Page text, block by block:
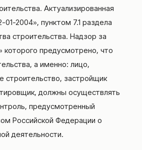
Актуализированная
01-2004», пунктом 7.1 раздела
строительства. Надзор за
которого предусмотрено, что
а именно: лицо,
застройщик
должны осуществлять
предусмотренный
Российской Федерации о
деятельности.